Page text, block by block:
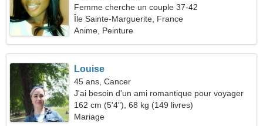
Femme cherche un couple 37-42
Île Sainte-Marguerite, France
Anime, Peinture
Louise
45 ans, Cancer
J'ai besoin d'un ami romantique pour voyager
ensemble
162 cm (5'4"), 68 kg (149 livres)
Mariage